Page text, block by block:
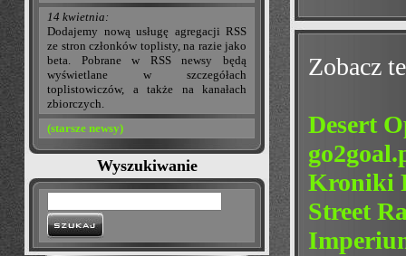
14 kwietnia:
Dodajemy nową usługę agregacji RSS
ze stron członków toplisty, na razie jako
beta. Pobrane w RSS newsy będą
wyświetlane w szczegółach
toplistowiczów, a także na kanałach
zbiorczych.
(starsze newsy)
Wyszukiwanie
Zobacz
Desert
Kroniki
Street